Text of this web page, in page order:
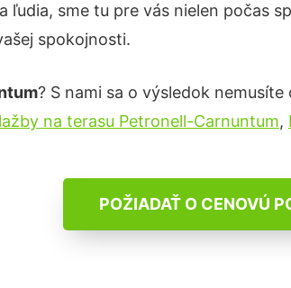
ľudia, sme tu pre vás nielen počas
spokojnosti.
? S nami sa o výsledok
na terasu Petronell-Carnuntum,
POŽIADAŤ O CENOVÚ